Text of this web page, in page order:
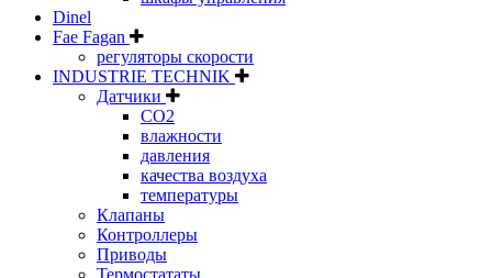
Dinel
Fae Fagan
регуляторы скорости
INDUSTRIE TECHNIK
Датчики
CO2
влажности
давления
качества воздуха
температуры
Клапаны
Контроллеры
Приводы
Термостататы